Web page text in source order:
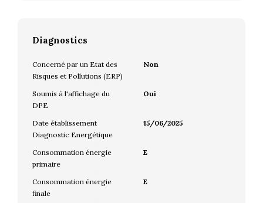
Diagnostics
Concerné par un Etat des
Risques et Pollutions (ERP)
Non
Soumis à l'affichage du
DPE
Oui
Date établissement
Diagnostic Energétique
15/06/2025
Consommation énergie
primaire
E
Consommation énergie
finale
E